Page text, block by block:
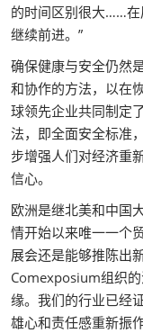
的时间区别很大……在
继续前进。”
确保健康与安全仍然
和协作的方法，以在
球领先企业共同制定
法，即全面安全标准
步增强人们对经济重
信心。
欧洲是继北美和中国
情开始以来唯一一个
展会还是能够推陈出
Comexposium组织
缘。我们的行业已经
雄心和责任感重新振